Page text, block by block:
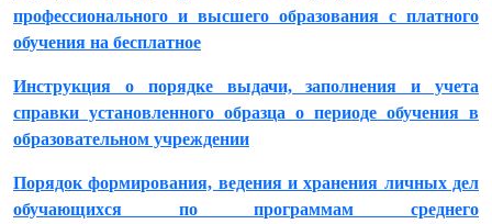
профессионального и высшего образования с платного
обучения на бесплатное
Инструкция о порядке выдачи, заполнения и учета
справки установленного образца о периоде обучения в
образовательном учреждении
Порядок формирования, ведения и хранения личных дел
обучающихся по программам среднего